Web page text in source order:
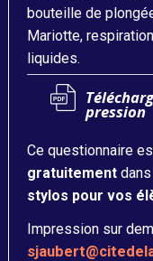
bouteille de
Mariotte,
liquides.
pression
Ce questionnaire
gratuitementdans
stylos pour vos
Impression sur